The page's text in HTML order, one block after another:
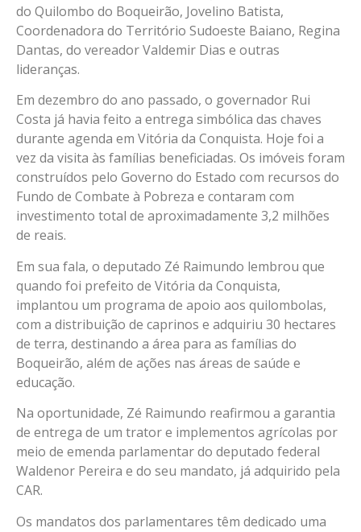
do Quilombo do Boqueirão, Jovelino Batista,
Coordenadora do Território Sudoeste Baiano, Regina
Dantas, do vereador Valdemir Dias e outras
lideranças.
Em dezembro do ano passado, o governador Rui
Costa já havia feito a entrega simbólica das chaves
durante agenda em Vitória da Conquista. Hoje foi a
vez da visita às famílias beneficiadas. Os imóveis foram
construídos pelo Governo do Estado com recursos do
Fundo de Combate à Pobreza e contaram com
investimento total de aproximadamente 3,2 milhões
de reais.
Em sua fala, o deputado Zé Raimundo lembrou que
quando foi prefeito de Vitória da Conquista,
implantou um programa de apoio aos quilombolas,
com a distribuição de caprinos e adquiriu 30 hectares
de terra, destinando a área para as famílias do
Boqueirão, além de ações nas áreas de saúde e
educação.
Na oportunidade, Zé Raimundo reafirmou a garantia
de entrega de um trator e implementos agrícolas por
meio de emenda parlamentar do deputado federal
Waldenor Pereira e do seu mandato, já adquirido pela
CAR.
Os mandatos dos parlamentares têm dedicado uma